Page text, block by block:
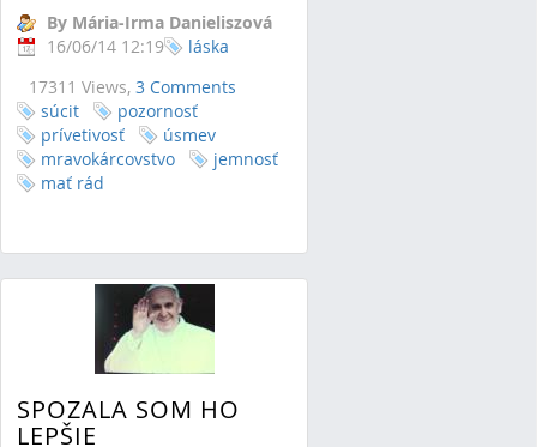
By Mária-Irma Danieliszová
16/06/14 12:19
17311 Views, 3 Comments
láska
súcit
pozornosť
prívetivosť
úsmev
mravokárcovstvo
jemnosť
mať rád
SPOZALA SOM HO
LEPŠIE